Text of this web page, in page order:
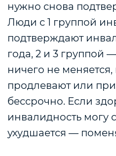
нужно снова
Люди с 1 группой
подтверждают
года, 2 и 3 группой
ничего не
продлевают или
бессрочно. Если
инвалидность могу
ухудшается —